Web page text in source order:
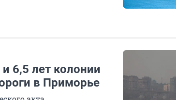
6,5 лет колонии
в Приморье